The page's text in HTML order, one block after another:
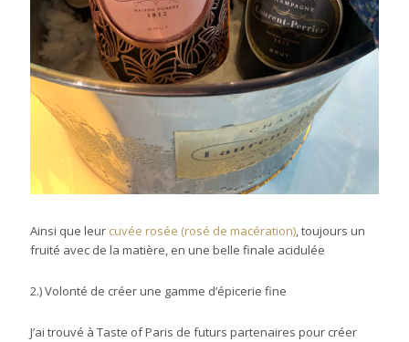
Ainsi que leur cuvée rosée (rosé de macération), toujours un
fruité avec de la matière, en une belle finale acidulée
2.) Volonté de créer une gamme d’épicerie fine
J’ai trouvé à Taste of Paris de futurs partenaires pour créer